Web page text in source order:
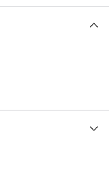
solado preto e